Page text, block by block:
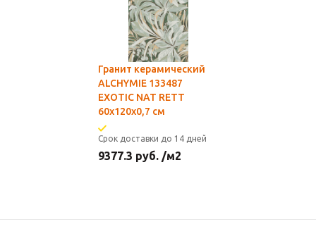
Гранит керамический
ALCHYMIE 133487
EXOTIC NAT RETT
60x120x0,7 см
Срок доставки до 14 дней
9377.3 руб. /м2